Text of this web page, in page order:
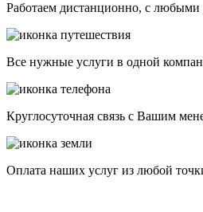
Работаем дистанционно, с любыми
Все нужные услуги в одной
Круглосуточная связь с Вашим
Оплата наших услуг из любой